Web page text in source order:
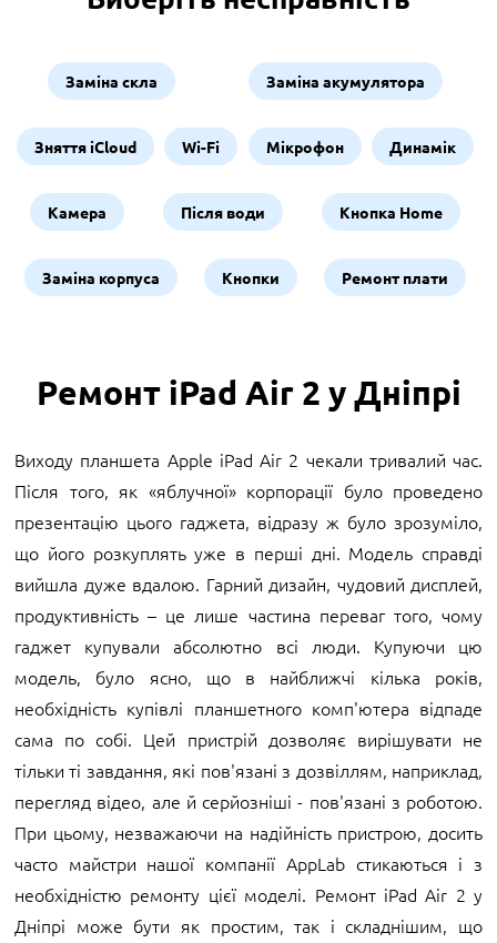
Заміна скла Заміна акумулятора
Зняття iCloud Wi-Fi Мікрофон Динамік
Камера Після води Кнопка Home
Заміна корпуса Кнопки Ремонт плати
Ремонт iPad Air 2 у Дніпрі
Виходу планшета Apple iPad Air 2 чекали тривалий час.
Після того, як «яблучної» корпорації було проведено
презентацію цього гаджета, відразу ж було зрозуміло,
що його розкуплять уже в перші дні. Модель справді
вийшла дуже вдалою. Гарний дизайн, чудовий дисплей,
продуктивність – це лише частина переваг того, чому
гаджет купували абсолютно всі люди. Купуючи цю
модель, було ясно, що в найближчі кілька років,
необхідність купівлі планшетного комп'ютера відпаде
сама по собі. Цей пристрій дозволяє вирішувати не
тільки ті завдання, які пов'язані з дозвіллям, наприклад,
перегляд відео, але й серйозніші - пов'язані з роботою.
При цьому, незважаючи на надійність пристрою, досить
часто майстри нашої компанії AppLab стикаються і з
необхідністю ремонту цієї моделі. Ремонт iPad Air 2 у
Дніпрі може бути як простим, так і складнішим, що